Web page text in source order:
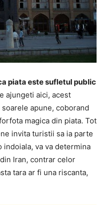
piata este sufletul public
ajungeti aici, acest
apune, coborand
magica din piata. Tot
invita turistii sa ia parte
indoiala, va va determina
Iran, contrar celor
tara ar fi una riscanta,